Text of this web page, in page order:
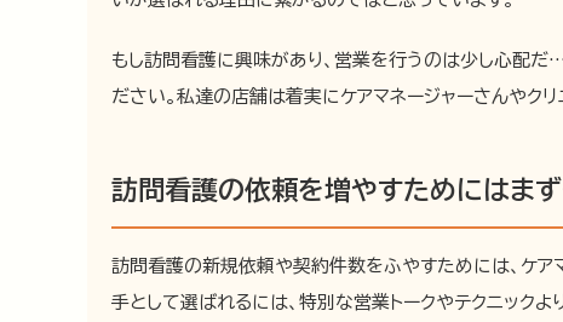
もし訪問看護に興味があり、営業を行うのは少し心配だ
ださい。私達の店舗は着実にケアマネージャーさんやク
訪問看護の依頼を増やすためにはま
訪問看護の新規依頼や契約件数をふやすためには、ケア
手として選ばれるには、特別な営業トークやテクニック